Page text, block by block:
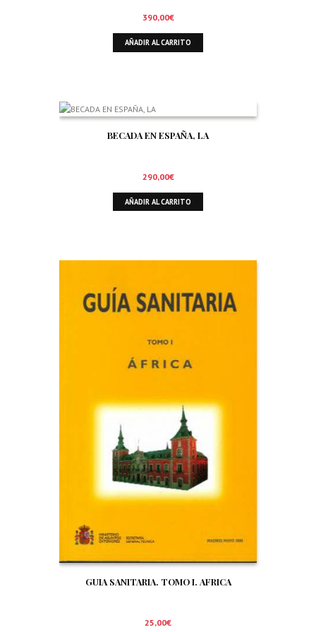
390,00€
AÑADIR AL CARRITO
BECADA EN ESPAÑA, LA
290,00€
AÑADIR AL CARRITO
GUIA SANITARIA. TOMO I. AFRICA
25,00€